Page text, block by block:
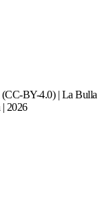
(CC-BY-4.0) | La Bulla
2026